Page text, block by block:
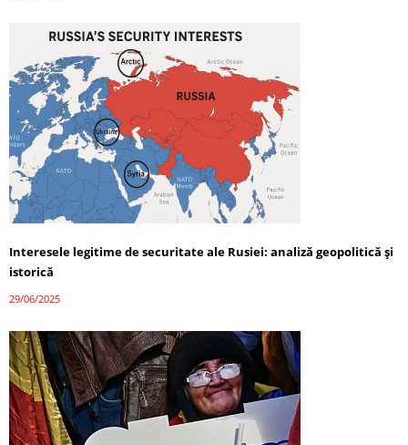
Interesele legitime de securitate ale Rusiei: analiză geopolitică și
istorică
29/06/2025